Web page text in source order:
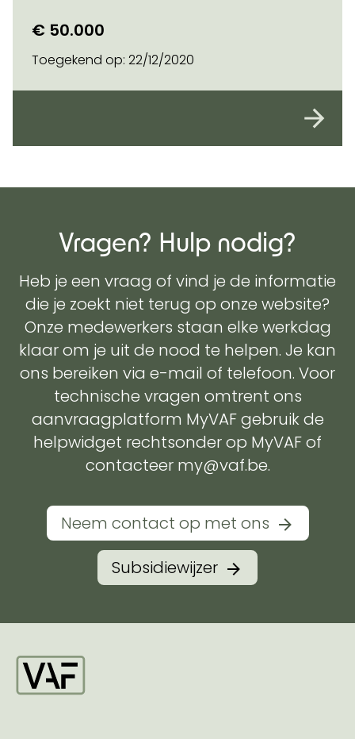
€ 50.000
Toegekend op: 22/12/2020
Vragen? Hulp nodig?
Heb je een vraag of vind je de informatie
die je zoekt niet terug op onze website?
Onze medewerkers staan elke werkdag
klaar om je uit de nood te helpen. Je kan
ons bereiken via e-mail of telefoon. Voor
technische vragen omtrent ons
aanvraagplatform MyVAF gebruik de
helpwidget rechtsonder op MyVAF of
contacteer my@vaf.be.
Neem contact op met ons
Subsidiewijzer